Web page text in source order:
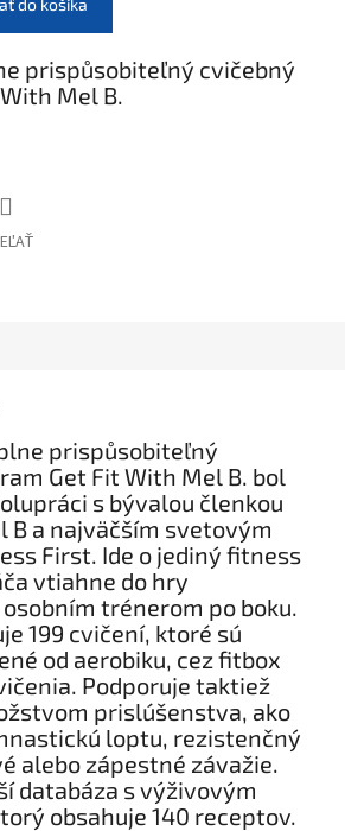
do košíka
prispůsobiteľný cvičebný
Mel B.
prispůsobiteľný
Get Fit With Mel B. bol
s bývalou členkou
B a najväčším svetovým
First. Ide o jediný fitness
vtiahne do hry
trénerom po boku.
199 cvičení, ktoré sú
od aerobiku, cez fitbox
Podporuje taktiež
prislúšenstva, ako
loptu, rezistenčný
alebo zápestné závažie.
databáza s výživovým
obsahuje 140 receptov.